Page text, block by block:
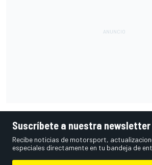
Suscríbete a nuestra newsletter
Recibe noticias de motorsport,
especiales directamente en tu bandeja de